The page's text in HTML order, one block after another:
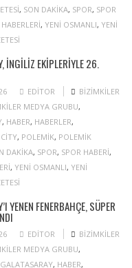
, SON DAKIKA, SPOR, SPOR
, YENI OSMANLI, YENI
İNGILIZ EKIPLERIYLE 26.
EDITOR
BIZIMKILER
MEDYA GRUBU,
, HABER, HABERLER,
, POLEMIK, POLEMIK
DAKIKA, SPOR, SPOR HABERI,
, YENI OSMANLI, YENI
YENEN FENERBAHÇE, SÜPER
EDITOR
BIZIMKILER
MEDYA GRUBU,
GALATASARAY, HABER,